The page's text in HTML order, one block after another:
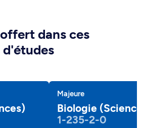
dans ces
Majeure
Biologie
1-235-2-0